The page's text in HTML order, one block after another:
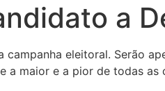
a
campanha eleitoral. Serão
a maior e a pior de todas